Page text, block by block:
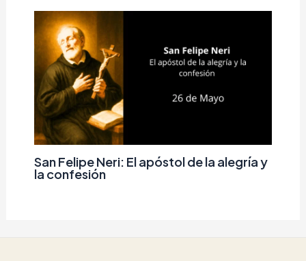
San Felipe Neri: El apóstol de la alegría y
la confesión